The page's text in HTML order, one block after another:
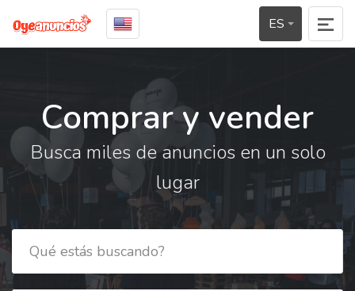
ES
Comprar y vender
Busca miles de anuncios en un solo
lugar